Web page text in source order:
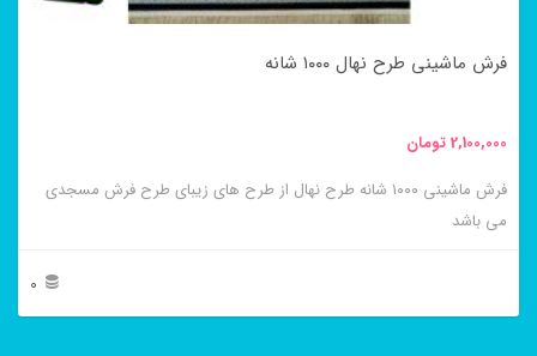
فرش ماشینی طرح نهال ۱۰۰۰ شانه
2,100,000تومان
فرش ماشینی ۱۰۰۰ شانه طرح نهال از طرح های زیبای طرح فرش مسجدی
می باشد
0